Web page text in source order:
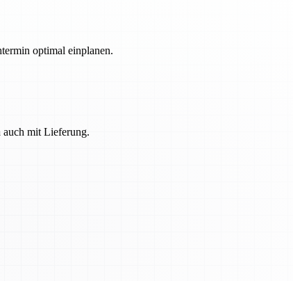
optimal einplanen.
auch mit Lieferung.